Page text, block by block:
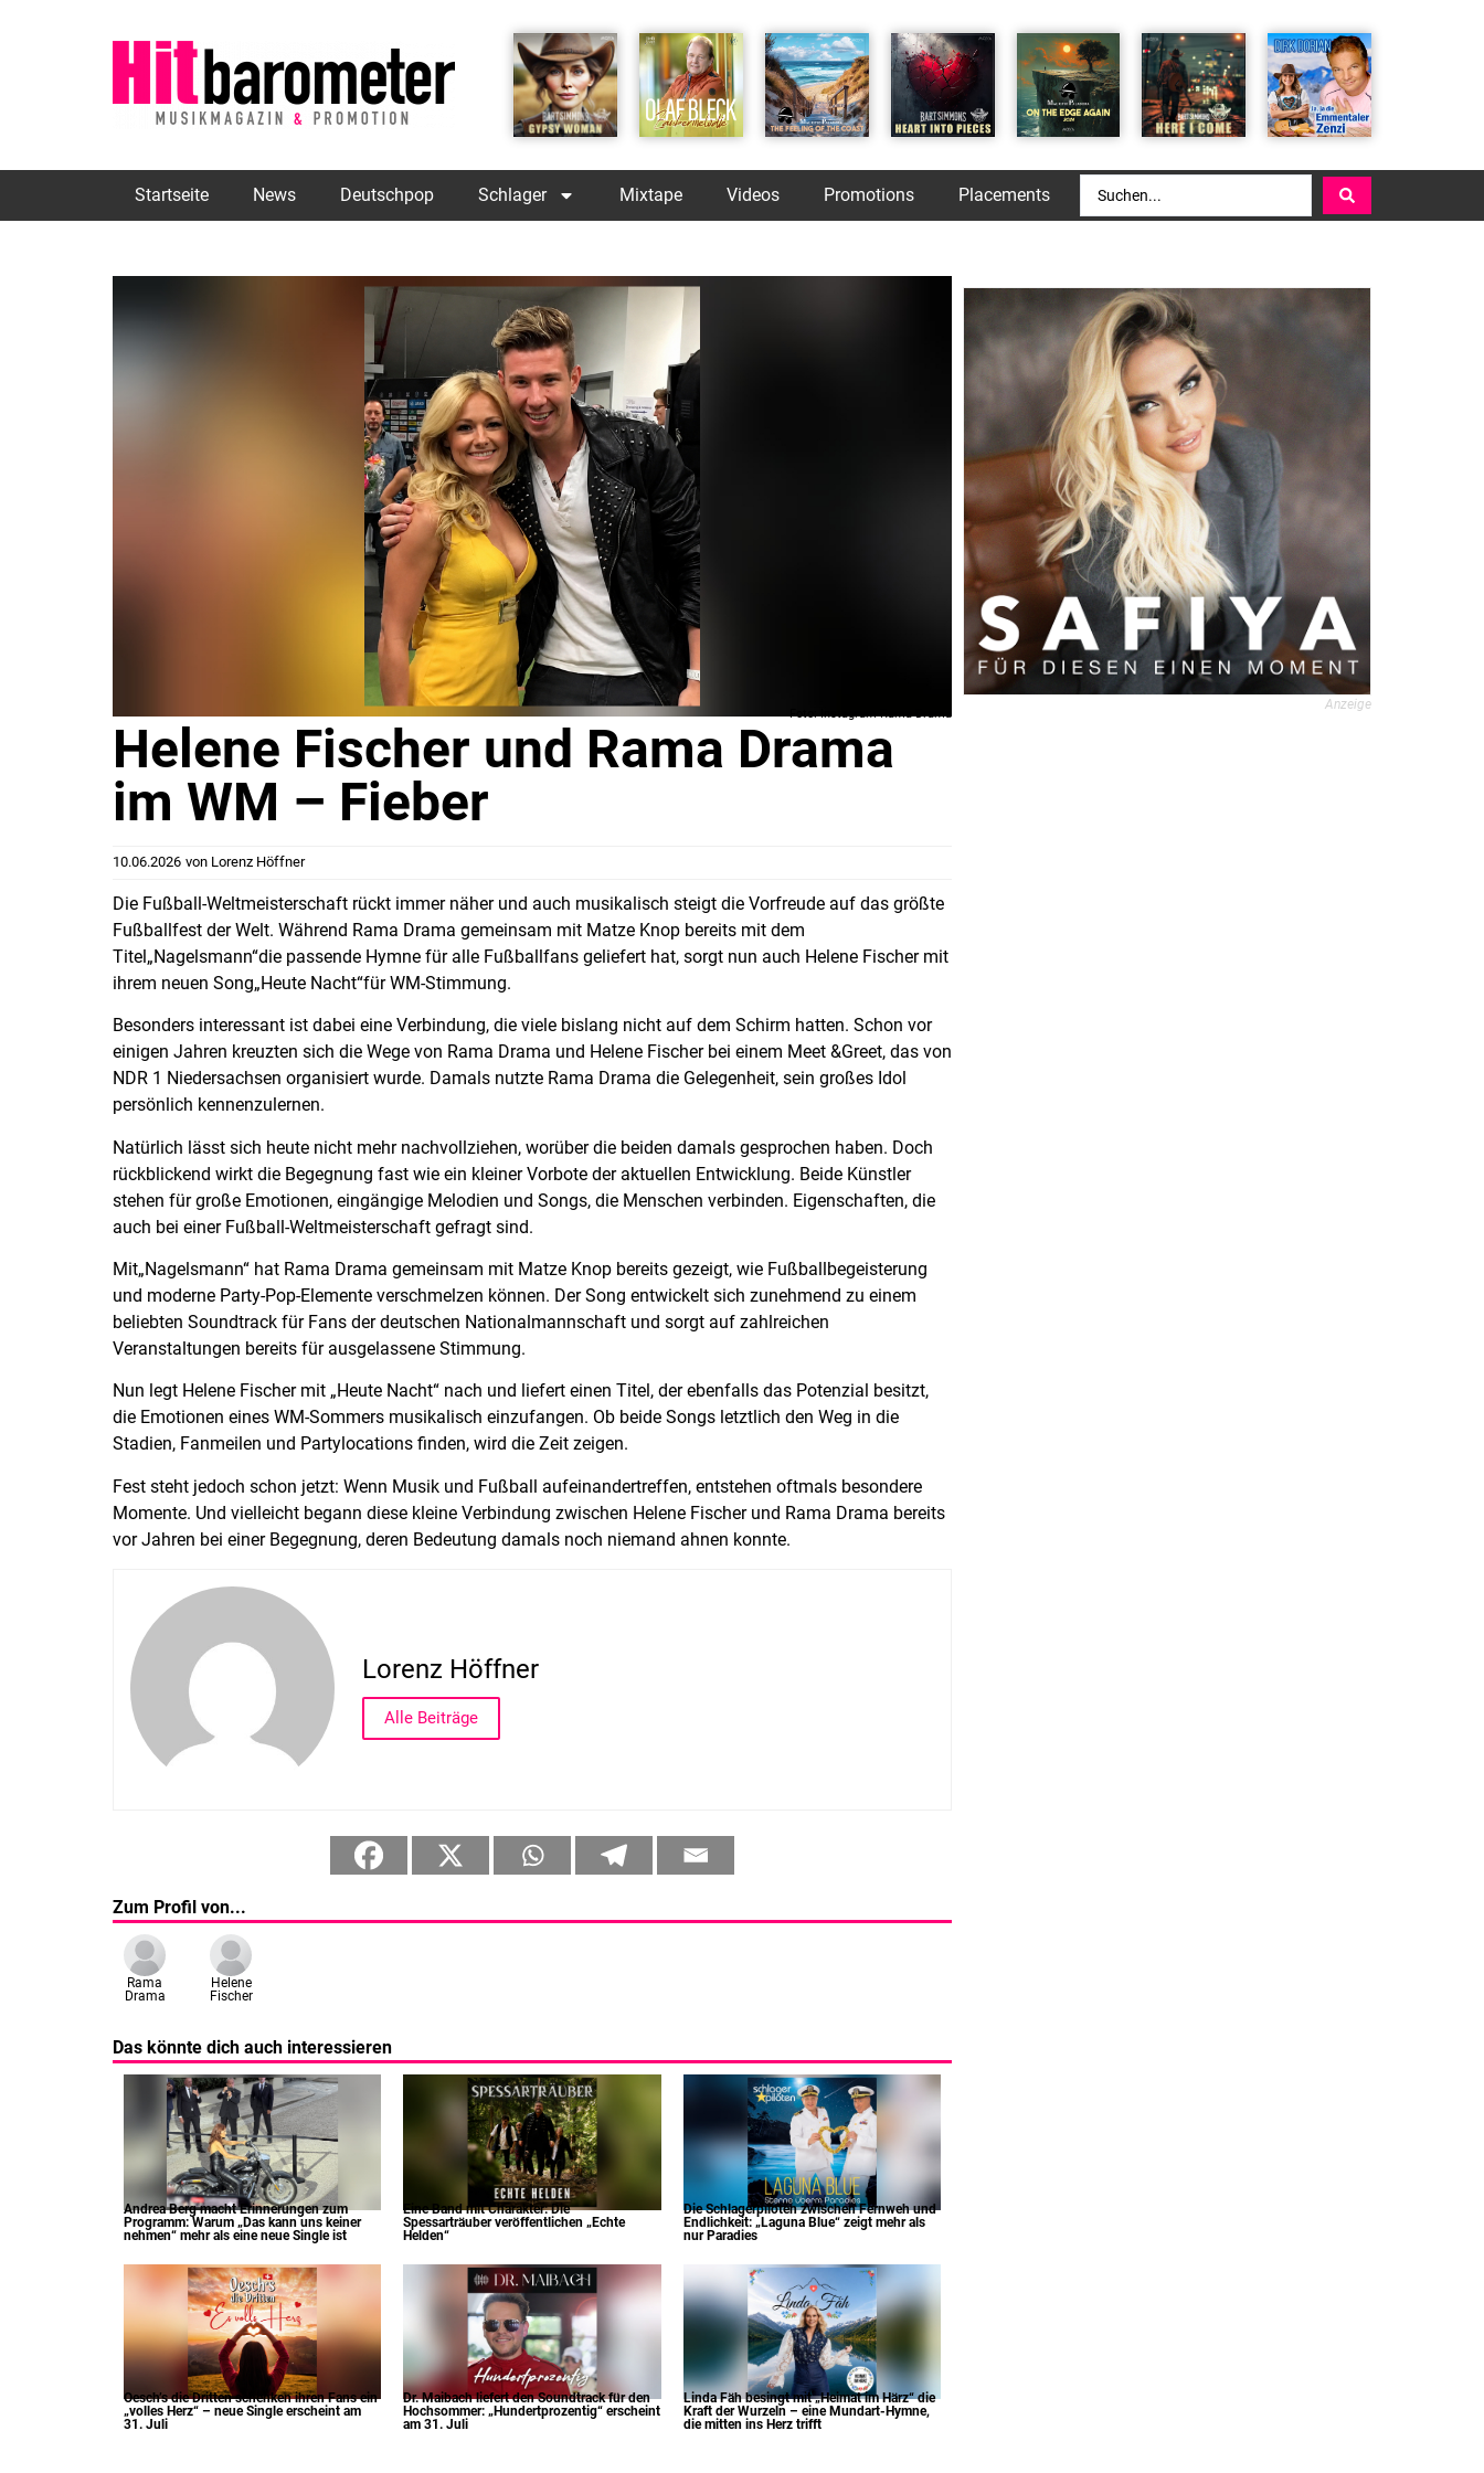
Startseite News Deutschpop Schlager Mixtape Videos Promotions Placements
Foto: Instagram Rama Drama
Helene Fischer und Rama Drama
im WM – Fieber
10.06.2026 von Lorenz Höffner
Die Fußball-Weltmeisterschaft rückt immer näher und auch musikalisch steigt die Vorfreude auf das größte
Fußballfest der Welt. Während Rama Drama gemeinsam mit Matze Knop bereits mit dem
Titel„Nagelsmann“die passende Hymne für alle Fußballfans geliefert hat, sorgt nun auch Helene Fischer mit
ihrem neuen Song„Heute Nacht“für WM-Stimmung.
Besonders interessant ist dabei eine Verbindung, die viele bislang nicht auf dem Schirm hatten. Schon vor
einigen Jahren kreuzten sich die Wege von Rama Drama und Helene Fischer bei einem Meet &Greet, das von
NDR 1 Niedersachsen organisiert wurde. Damals nutzte Rama Drama die Gelegenheit, sein großes Idol
persönlich kennenzulernen.
Natürlich lässt sich heute nicht mehr nachvollziehen, worüber die beiden damals gesprochen haben. Doch
rückblickend wirkt die Begegnung fast wie ein kleiner Vorbote der aktuellen Entwicklung. Beide Künstler
stehen für große Emotionen, eingängige Melodien und Songs, die Menschen verbinden. Eigenschaften, die
auch bei einer Fußball-Weltmeisterschaft gefragt sind.
Mit„Nagelsmann“ hat Rama Drama gemeinsam mit Matze Knop bereits gezeigt, wie Fußballbegeisterung
und moderne Party-Pop-Elemente verschmelzen können. Der Song entwickelt sich zunehmend zu einem
beliebten Soundtrack für Fans der deutschen Nationalmannschaft und sorgt auf zahlreichen
Veranstaltungen bereits für ausgelassene Stimmung.
Nun legt Helene Fischer mit „Heute Nacht“ nach und liefert einen Titel, der ebenfalls das Potenzial besitzt,
die Emotionen eines WM-Sommers musikalisch einzufangen. Ob beide Songs letztlich den Weg in die
Stadien, Fanmeilen und Partylocations finden, wird die Zeit zeigen.
Fest steht jedoch schon jetzt: Wenn Musik und Fußball aufeinandertreffen, entstehen oftmals besondere
Momente. Und vielleicht begann diese kleine Verbindung zwischen Helene Fischer und Rama Drama bereits
vor Jahren bei einer Begegnung, deren Bedeutung damals noch niemand ahnen konnte.
Lorenz Höffner
Alle Beiträge
Zum Profil von...
Rama
Drama
Helene
Fischer
Das könnte dich auch interessieren
Andrea Berg macht Erinnerungen zum
Programm: Warum „Das kann uns keiner
nehmen“ mehr als eine neue Single ist
Eine Band mit Charakter: Die
Spessarträuber veröffentlichen „Echte
Helden“
Die Schlagerpiloten zwischen Fernweh und
Endlichkeit: „Laguna Blue“ zeigt mehr als
nur Paradies
Oesch’s die Dritten schenken ihren Fans ein
„volles Herz“ – neue Single erscheint am
31. Juli
Dr. Maibach liefert den Soundtrack für den
Hochsommer: „Hundertprozentig“ erscheint
am 31. Juli
Linda Fäh besingt mit „Heimat im Härz“ die
Kraft der Wurzeln – eine Mundart-Hymne,
die mitten ins Herz trifft
Anzeige